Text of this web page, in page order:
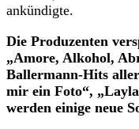
ankündigte.
Die Produzenten
„Amore, Alkohol,
Ballermann-Hits
mir ein Foto“,
werden einige neue